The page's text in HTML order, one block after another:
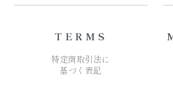
TERMS
特定商取引法に
基づく表記